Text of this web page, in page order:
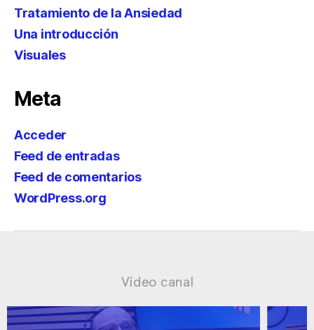
Tratamiento de la Ansiedad
Una introducción
Visuales
Meta
Acceder
Feed de entradas
Feed de comentarios
WordPress.org
Vídeo canal